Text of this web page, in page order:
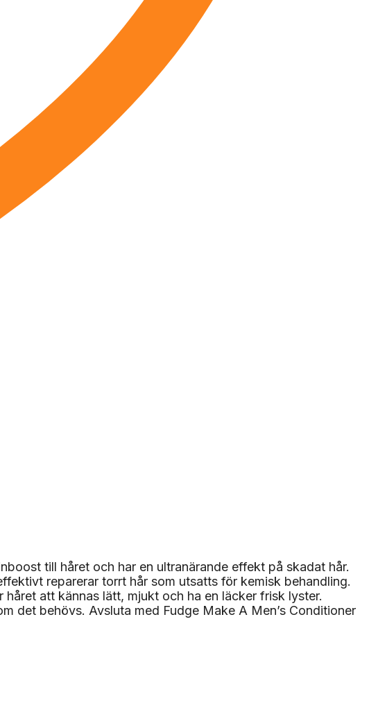
till håret och har en ultranärande effekt på skadat hår.
reparerar torrt hår som utsatts för kemisk behandling.
att kännas lätt, mjukt och ha en läcker frisk lyster.
det behövs. Avsluta med Fudge Make A Men’s Conditioner